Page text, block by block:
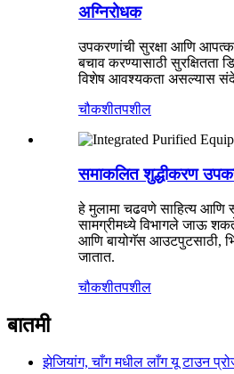
अग्निरोधक
उपकरणांची सुरक्षा आणि
बचाव करण्यासाठी सुरक्षितता
विशेष आवश्यकता असल्यास
चौकशीतपशील
समाकलित शुद्धीकरण
हे मुलामा चढवणे साहित्य
सामग्रीमध्ये विभागले जाऊ
आणि बायोगॅस आउटपुटसाठी,
जातात.
चौकशीतपशील
बातमी
झेजियांग, चाँग मधील लाँग यू टाउन